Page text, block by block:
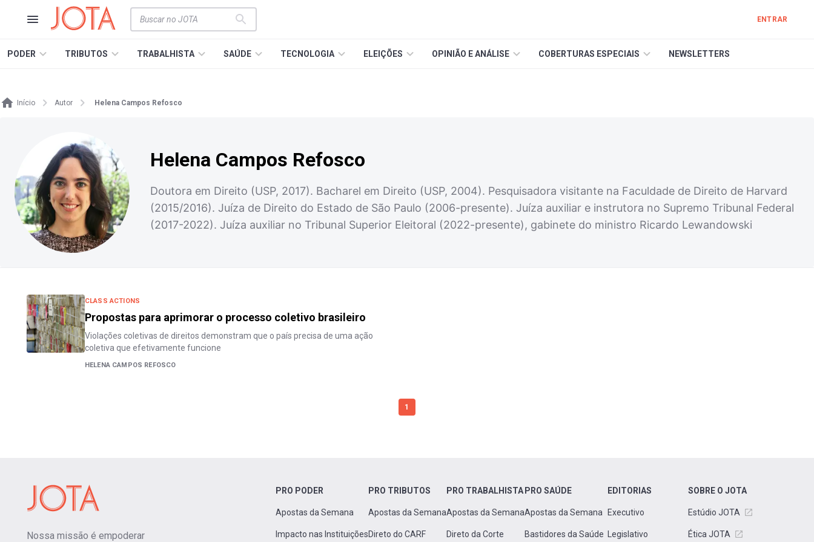
ENTRAR
PODER TRIBUTOS TRABALHISTA SAÚDE TECNOLOGIA ELEIÇÕES OPINIÃO E ANÁLISE COBERTURAS ESPECIAIS NEWSLETTERS
Início Autor Helena Campos Refosco
Helena Campos Refosco
Doutora em Direito (USP, 2017). Bacharel em Direito (USP, 2004). Pesquisadora visitante na Faculdade de Direito de Harvard
(2015/2016). Juíza de Direito do Estado de São Paulo (2006-presente). Juíza auxiliar e instrutora no Supremo Tribunal Federal
(2017-2022). Juíza auxiliar no Tribunal Superior Eleitoral (2022-presente), gabinete do ministro Ricardo Lewandowski
CLASS ACTIONS
Propostas para aprimorar o processo coletivo brasileiro
Violações coletivas de direitos demonstram que o país precisa de uma ação
coletiva que efetivamente funcione
HELENA CAMPOS REFOSCO
1
Nossa missão é empoderar
PRO PODER
Apostas da Semana
Impacto nas Instituições
PRO TRIBUTOS
Apostas da Semana
Direto do CARF
PRO TRABALHISTA
Apostas da Semana
Direto da Corte
PRO SAÚDE
Apostas da Semana
Bastidores da Saúde
EDITORIAS
Executivo
Legislativo
SOBRE O JOTA
Estúdio JOTA
Ética JOTA